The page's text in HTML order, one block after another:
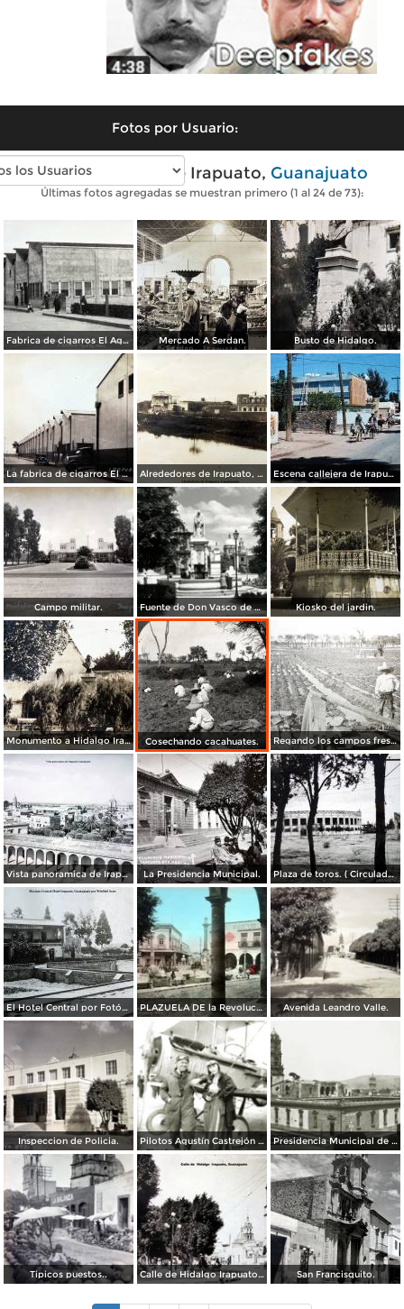
Fotos por Usuario:
Fotos antiguas de Irapuato, Guanajuato
Últimas fotos agregadas se muestran primero (1 al 24 de 73):
Fabrica de cigarros El Aguila. Mercado A Serdan. Busto de Hidalgo.
La fabrica de cigarros El Aguila. Alrededores de Irapuato, Guanajuato. Escena callejera de Irapuato 1959 .
Campo militar. Fuente de Don Vasco de Quiroga Kiosko del jardin.
Monumento a Hidalgo Irapuato, Guanajuato. ( Circulada el 3 de Abril de 1926 ). Cosechando cacahuates. Regando los campos freseros ( Fechada en 1927 ).
Vista panoramica de Irapuato Guanajuato. La Presidencia Municipal. Plaza de toros. ( Circulada el 29 de Enero de 1950 ) .
El Hotel Central por Fotógrafo Winfield Scott. PLAZUELA DE la Revolucion. Avenida Leandro Valle.
Inspeccion de Policia. Pilotos Agustín Castrejón & María Cedillo, Guerra Cristera, Irapuato 1928 Presidencia Municipal de Irapuato 1929
Tipicos puestos.. Calle de Hidalgo Irapuato, Guanajuato ( Circulada el 27 de Febrero de 1926 ). San Francisquito.